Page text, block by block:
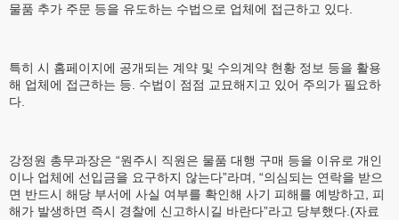
물품 추가 주문 등을 유도하는 수법으로 업체에 접근하고 있다.
특히 시 홈페이지에 공개되는 계약 및 수의계약 현황 정보 등을 활용
해 업체에 접근하는 등. 수법이 점점 교묘해지고 있어 주의가 필요하
다.
강정원 총무과장은 “원주시 직원은 물품 대행 구매 등을 이유로 개인
이나 업체에 선입금을 요구하지 않는다”라며, “의심되는 연락을 받으
면 반드시 해당 부서에 사실 여부를 확인해 사기 피해를 예방하고, 피
해가 발생하면 즉시 경찰에 신고하시길 바란다”라고 당부했다.(자료